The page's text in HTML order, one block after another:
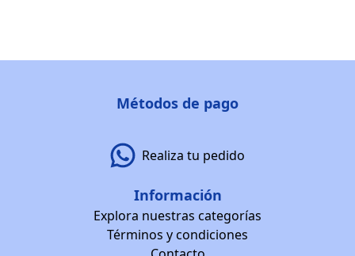
Métodos de pago
Realiza tu pedido
Información
Explora nuestras categorías
Términos y condiciones